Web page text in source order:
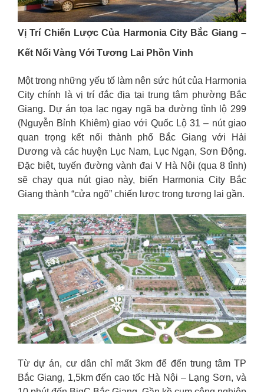
Vị Trí Chiến Lược Của Harmonia City Bắc Giang –
Kết Nối Vàng Với Tương Lai Phồn Vinh
Một trong những yếu tố làm nên sức hút của Harmonia
City chính là vị trí đắc địa tại trung tâm phường Bắc
Giang. Dự án tọa lạc ngay ngã ba đường tỉnh lộ 299
(Nguyễn Bỉnh Khiêm) giao với Quốc Lộ 31 – nút giao
quan trọng kết nối thành phố Bắc Giang với Hải
Dương và các huyện Lục Nam, Lục Ngạn, Sơn Động.
Đặc biệt, tuyến đường vành đai V Hà Nội (qua 8 tỉnh)
sẽ chạy qua nút giao này, biến Harmonia City Bắc
Giang thành “cửa ngõ” chiến lược trong tương lai gần.
Từ dự án, cư dân chỉ mất 3km để đến trung tâm TP
Bắc Giang, 1,5km đến cao tốc Hà Nội – Lạng Sơn, và